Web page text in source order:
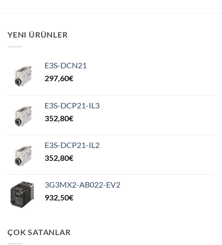
YENI ÜRÜNLER
E3S-DCN21
297,60€
E3S-DCP21-IL3
352,80€
E3S-DCP21-IL2
352,80€
3G3MX2-AB022-EV2
932,50€
ÇOK SATANLAR